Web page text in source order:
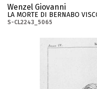
Wenzel Giovanni
LA MORTE DI BERNABO
S-CL2243_5065